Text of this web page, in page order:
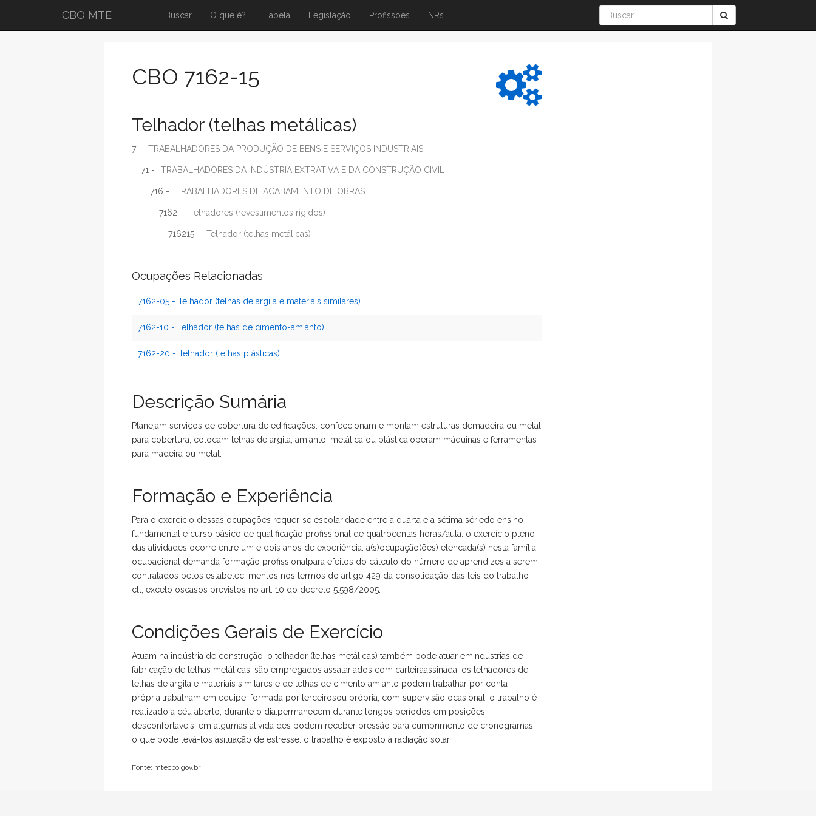
CBO MTE Buscar O que é? Tabela Legislação Profissões NRs
CBO 7162-15
Telhador (telhas metálicas)
7 - TRABALHADORES DA PRODUÇÃO DE BENS E SERVIÇOS INDUSTRIAIS
71 - TRABALHADORES DA INDÚSTRIA EXTRATIVA E DA CONSTRUÇÃO CIVIL
716 - TRABALHADORES DE ACABAMENTO DE OBRAS
7162 - Telhadores (revestimentos rígidos)
716215 - Telhador (telhas metálicas)
Ocupações Relacionadas
7162-05 - Telhador (telhas de argila e materiais similares)
7162-10 - Telhador (telhas de cimento-amianto)
7162-20 - Telhador (telhas plásticas)
Descrição Sumária
Planejam serviços de cobertura de edificações. confeccionam e montam estruturas demadeira ou metal
para cobertura; colocam telhas de argila, amianto, metálica ou plástica.operam máquinas e ferramentas
para madeira ou metal.
Formação e Experiência
Para o exercício dessas ocupações requer-se escolaridade entre a quarta e a sétima sériedo ensino
fundamental e curso básico de qualificação profissional de quatrocentas horas/aula. o exercício pleno
das atividades ocorre entre um e dois anos de experiência. a(s)ocupação(ões) elencada(s) nesta família
ocupacional demanda formação profissionalpara efeitos do cálculo do número de aprendizes a serem
contratados pelos estabeleci mentos nos termos do artigo 429 da consolidação das leis do trabalho -
clt, exceto oscasos previstos no art. 10 do decreto 5.598/2005.
Condições Gerais de Exercício
Atuam na indústria de construção. o telhador (telhas metálicas) também pode atuar emindústrias de
fabricação de telhas metálicas. são empregados assalariados com carteiraassinada. os telhadores de
telhas de argila e materiais similares e de telhas de cimento amianto podem trabalhar por conta
própria.trabalham em equipe, formada por terceirosou própria, com supervisão ocasional. o trabalho é
realizado a céu aberto, durante o dia.permanecem durante longos períodos em posições
desconfortáveis. em algumas ativida des podem receber pressão para cumprimento de cronogramas,
o que pode levá-los àsituação de estresse. o trabalho é exposto à radiação solar.
Fonte: mtecbo.gov.br